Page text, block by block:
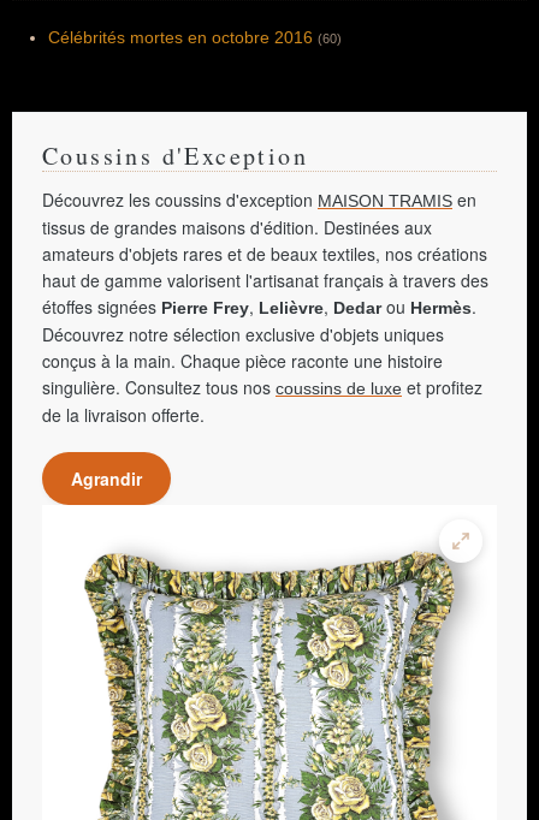
Célébrités mortes en octobre 2016 (60)
Coussins d'Exception
Découvrez les coussins d'exception MAISON TRAMIS en
tissus de grandes maisons d'édition. Destinées aux
amateurs d'objets rares et de beaux textiles, nos créations
haut de gamme valorisent l'artisanat français à travers des
étoffes signées Pierre Frey, Lelièvre, Dedarou Hermès.
Découvrez notre sélection exclusive d'objets uniques
conçus à la main. Chaque pièce raconte une histoire
singulière. Consultez tous nos coussins de luxe et profitez
de la livraison offerte.
Agrandir